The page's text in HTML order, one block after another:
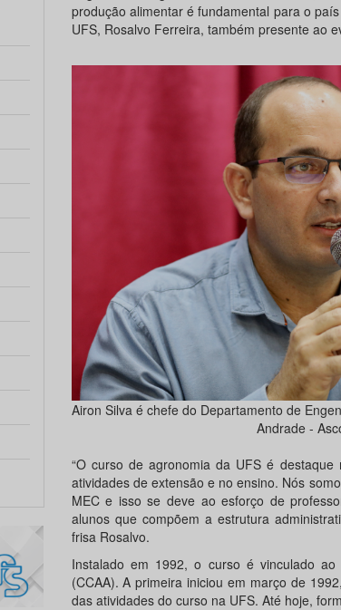
produção alimentar é fundamental para o
UFS, Rosalvo Ferreira, também presente ao
Airon Silva é chefe do Departamento de
Andrade -
“O curso de agronomia da UFS é
atividades de extensão e no ensino. Nós
MEC e isso se deve ao esforço de
alunos que compõem a estrutura
frisa Rosalvo.
Instalado em 1992, o curso é vinculado
(CCAA). A primeira iniciou em março de
das atividades do curso na UFS. Até hoje,